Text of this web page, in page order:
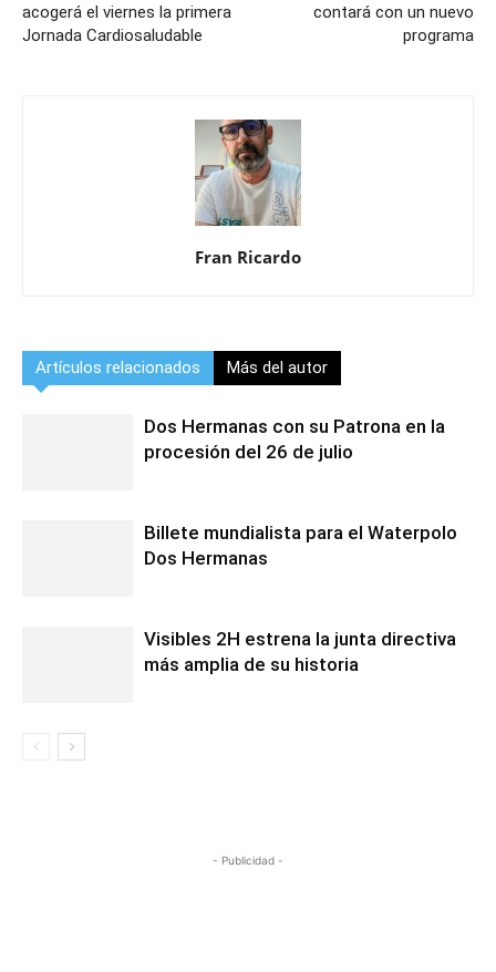
acogerá el viernes la primera
Jornada Cardiosaludable
contará con un nuevo
programa
Fran Ricardo
Artículos relacionados Más del autor
Dos Hermanas con su Patrona en la
procesión del 26 de julio
Billete mundialista para el Waterpolo
Dos Hermanas
Visibles 2H estrena la junta directiva
más amplia de su historia
- Publicidad -